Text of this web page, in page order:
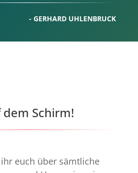
- GERHARD UHLENBRUCK
dem Schirm!
euch über sämtliche